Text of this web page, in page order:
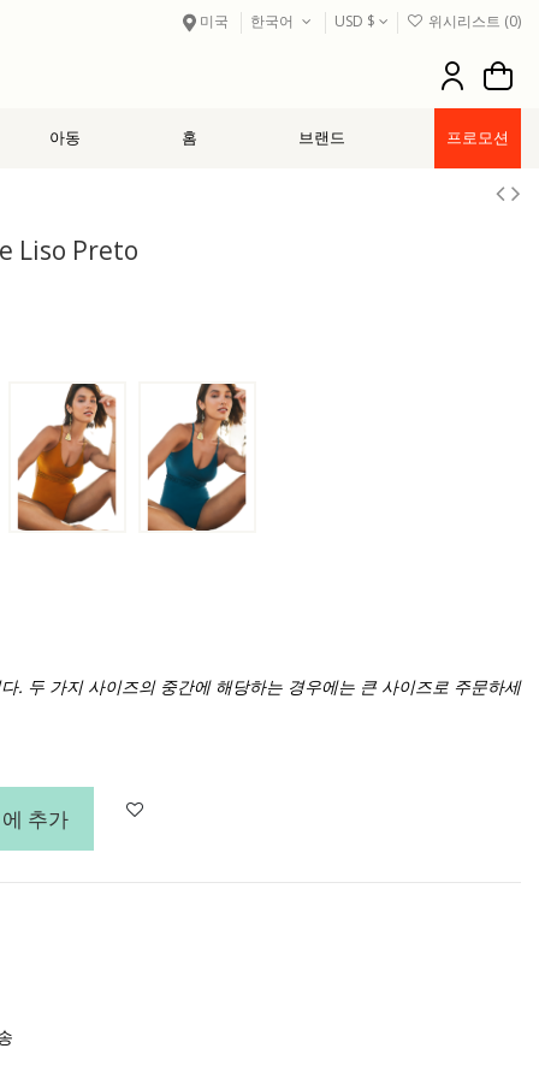
미국 한국어 USD $ 위시리스트 (0)
아동 홈 브랜드 프로모션
Liso Preto
. 두 가지 사이즈의 중간에 해당하는 경우에는 큰 사이즈로 주문하세
추가